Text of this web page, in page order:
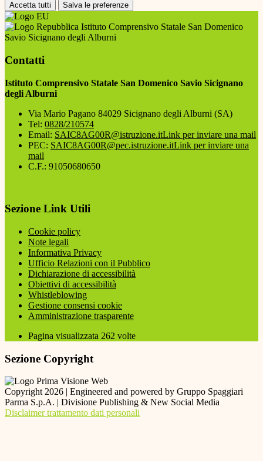
Accetta tutti Salva le preferenze
Istituto Comprensivo Statale San Domenico
Savio Sicignano degli Alburni
Contatti
Istituto Comprensivo Statale San Domenico Savio Sicignano
degli Alburni
Via Mario Pagano 84029 Sicignano degli Alburni (SA)
Tel: 0828/210574
Email: SAIC8AG00R@istruzione.itLink per inviare una mail
PEC: SAIC8AG00R@pec.istruzione.itLink per inviare una
mail
C.F.: 91050680650
Sezione Link Utili
Cookie policy
Note legali
Informativa Privacy
Ufficio Relazioni con il Pubblico
Dichiarazione di accessibilità
Obiettivi di accessibilità
Whistleblowing
Gestione consensi cookie
Amministrazione trasparente
Pagina visualizzata 262 volte
Sezione Copyright
Copyright 2026 | Engineered and powered by Gruppo Spaggiari
Parma S.p.A. | Divisione Publishing & New Social Media
Disclaimer trattamento dati personali